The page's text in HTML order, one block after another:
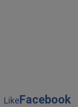
LikeFacebook